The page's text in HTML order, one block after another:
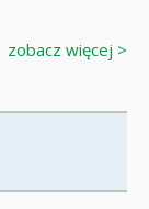
zobacz więcej >